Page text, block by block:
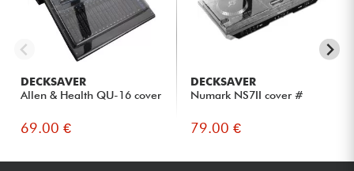
DECKSAVER
Allen & Health QU-16 cover
69.00 €
DECKSAVER
Numark NS7II cover #
79.00 €